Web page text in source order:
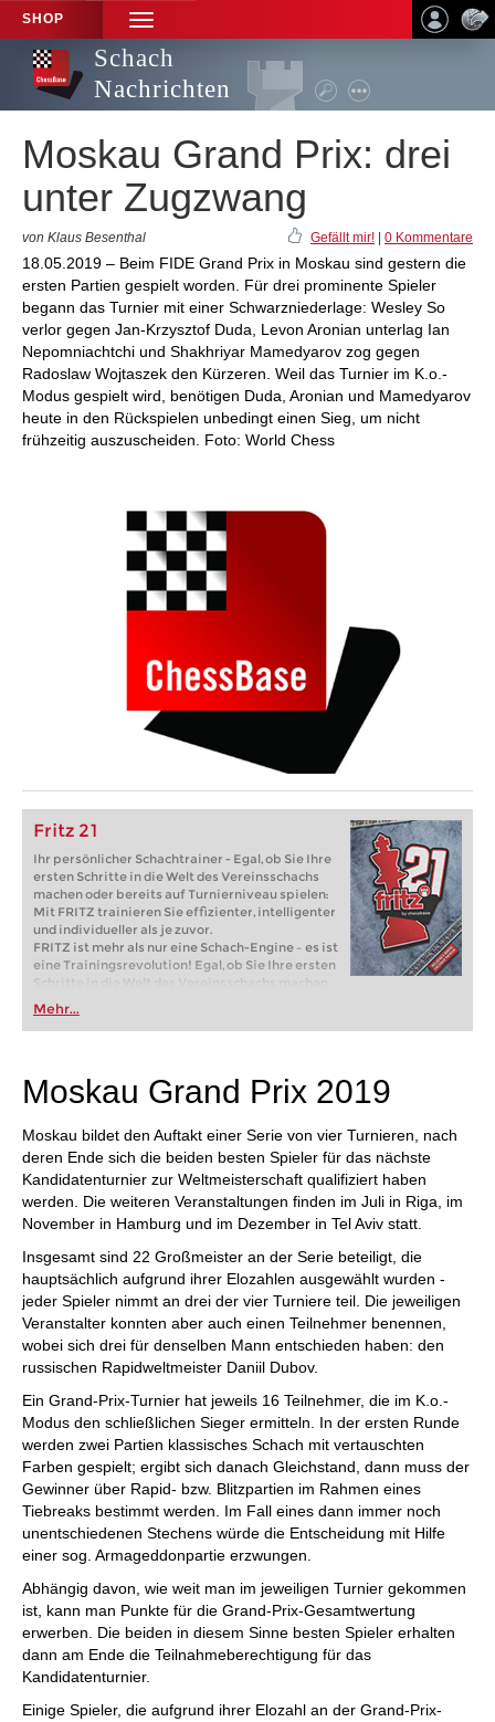
SHOP
TOGGLE
NAVIGATION
Schach
Nachrichten
Moskau Grand Prix: drei
unter Zugzwang
von Klaus Besenthal Gefällt mir! 0 Kommentare
18.05.2019 – Beim FIDE Grand Prix in Moskau sind gestern die
ersten Partien gespielt worden. Für drei prominente Spieler
begann das Turnier mit einer Schwarzniederlage: Wesley So
verlor gegen Jan-Krzysztof Duda, Levon Aronian unterlag Ian
Nepomniachtchi und Shakhriyar Mamedyarov zog gegen
Radoslaw Wojtaszek den Kürzeren. Weil das Turnier im K.o.-
Modus gespielt wird, benötigen Duda, Aronian und Mamedyarov
heute in den Rückspielen unbedingt einen Sieg, um nicht
frühzeitig auszuscheiden. Foto: World Chess
Fritz 21
Ihr persönlicher Schachtrainer - Egal, ob Sie Ihre
ersten Schritte in die Welt des Vereinsschachs
machen oder bereits auf Turnierniveau spielen:
Mit FRITZ trainieren Sie effizienter, intelligenter
und individueller als je zuvor.
FRITZ ist mehr als nur eine Schach-Engine – es ist
eine Trainingsrevolution! Egal, ob Sie Ihre ersten
Schritte in die Welt des Vereinsschachs machen
oder bereits auf Turnierniveau spielen: Mit
FRITZ trainieren Sie effizienter, intelligenter und
individueller als je zuvor.
Mehr...
Moskau Grand Prix 2019
Moskau bildet den Auftakt einer Serie von vier Turnieren, nach
deren Ende sich die beiden besten Spieler für das nächste
Kandidatenturnier zur Weltmeisterschaft qualifiziert haben
werden. Die weiteren Veranstaltungen finden im Juli in Riga, im
November in Hamburg und im Dezember in Tel Aviv statt.
Insgesamt sind 22 Großmeister an der Serie beteiligt, die
hauptsächlich aufgrund ihrer Elozahlen ausgewählt wurden -
jeder Spieler nimmt an drei der vier Turniere teil. Die jeweiligen
Veranstalter konnten aber auch einen Teilnehmer benennen,
wobei sich drei für denselben Mann entschieden haben: den
russischen Rapidweltmeister Daniil Dubov.
Ein Grand-Prix-Turnier hat jeweils 16 Teilnehmer, die im K.o.-
Modus den schließlichen Sieger ermitteln. In der ersten Runde
werden zwei Partien klassisches Schach mit vertauschten
Farben gespielt; ergibt sich danach Gleichstand, dann muss der
Gewinner über Rapid- bzw. Blitzpartien im Rahmen eines
Tiebreaks bestimmt werden. Im Fall eines dann immer noch
unentschiedenen Stechens würde die Entscheidung mit Hilfe
einer sog. Armageddonpartie erzwungen.
Abhängig davon, wie weit man im jeweiligen Turnier gekommen
ist, kann man Punkte für die Grand-Prix-Gesamtwertung
erwerben. Die beiden in diesem Sinne besten Spieler erhalten
dann am Ende die Teilnahmeberechtigung für das
Kandidatenturnier.
Einige Spieler, die aufgrund ihrer Elozahl an der Grand-Prix-